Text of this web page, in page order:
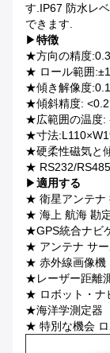
す.IP67 防水レ
できます.
▶特徴
★方向の精度
★ ロール範囲
★傾き解像度
★傾斜精度:
★広範囲の温度:
★寸法
★硬柔性磁気と
★ RS232/
▶適用する
★ 衛星アンテナ
★ 海上 航海 勘
★GPS統合ナビ
★ アンテナ サ
★ 赤外線画像機
★レーザー距離
★ ロボット・ナ
★海洋学測定器
★ 特別な機会 ロ